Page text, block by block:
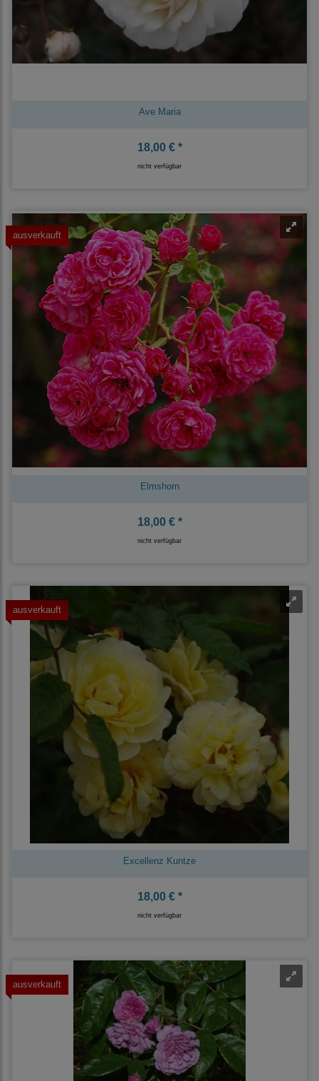
Ave Maria
18,00 € *
nicht verfügbar
ausverkauft
Elmshorn
18,00 € *
nicht verfügbar
ausverkauft
Excellenz Kuntze
18,00 € *
nicht verfügbar
ausverkauft